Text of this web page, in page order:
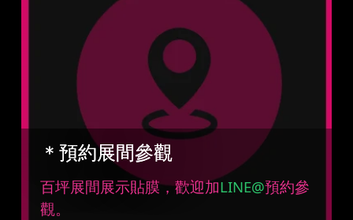
＊預約展間參觀
百坪展間展示貼膜，歡迎加LINE@預約參
觀。